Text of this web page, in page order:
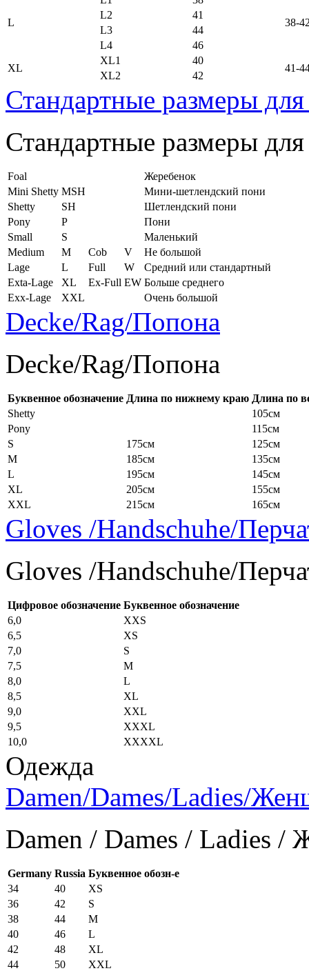
L
38-
L2
41
L3
44
L4
46
XL
XL1 40
41-
XL2 42
Стандартные размеры
Стандартные размеры
Foal
Жеребенок
Mini Shetty MSH
Мини-шетлендский пони
Shetty
SH
Шетлендский пони
Pony
P
Пони
Small
S
Маленький
Medium
M Cob V
Не большой
Lage
L Full W
Средний или стандартный
Exta-Lage
XL Ex-Full EW Больше среднего
Exx-Lage
XXL Очень большой
Decke/Rag/Попона
Decke/Rag/Попона
Буквенное обозначение Длина по нижнему краю Длина по
Shetty
105см
Pony
115см
S
175см
125см
M
185см
135см
L
195см
145см
XL
205см
155см
XXL
215см 165см
Gloves /Handschuhe/
Gloves /Handschuhe/
Цифровое обозначение Буквенное обозначение
6,0
XXS
6,5
XS
7,0
S
7,5
M
8,0
L
8,5
XL
9,0
XXL
9,5
XXXL
10,0
XXXXL
Одежда
Damen/Dames/Ladies/
Damen / Dames / Ladies
Germany Russia Буквенное обозн-е
34
40
XS
36
42
S
38
44
M
40
46
L
42
48
XL
44
50 XXL